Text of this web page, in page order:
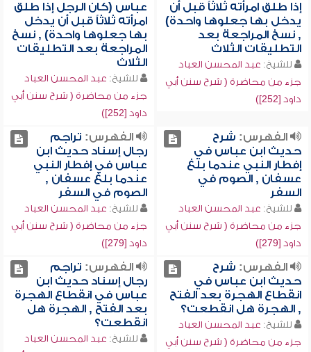
إذا طلق امرأته ثلاثاً قبل أن
يدخل بها جعلوها واحدة)
, نسخ المراجعة بعد
التطليقات الثلاث
للشيخ: عبد المحسن العباد
جزء من محاضرة ( شرح سنن أبي
داود [252])
عباس (كان الرجل إذا طلق
امرأته ثلاثاً قبل أن يدخل
بها جعلوها واحدة) , نسخ
المراجعة بعد التطليقات
الثلاث
للشيخ: عبد المحسن العباد
جزء من محاضرة ( شرح سنن أبي
داود [252])
الفهرس: شرح
حديث ابن عباس في
إفطار النبي عندما بلغ
عسفان , الصوم في
السفر
للشيخ: عبد المحسن العباد
جزء من محاضرة ( شرح سنن أبي
داود [279])
الفهرس: تراجم
رجال إسناد حديث ابن
عباس في إفطار النبي
عندما بلغ عسفان ,
الصوم في السفر
للشيخ: عبد المحسن العباد
جزء من محاضرة ( شرح سنن أبي
داود [279])
الفهرس: شرح
حديث ابن عباس في
انقطاع الهجرة بعد الفتح
, الهجرة هل انقطعت؟
للشيخ: عبد المحسن العباد
جزء من محاضرة ( شرح سنن أبي
الفهرس: تراجم
رجال إسناد حديث ابن
عباس في انقطاع الهجرة
بعد الفتح , الهجرة هل
انقطعت؟
للشيخ: عبد المحسن العباد